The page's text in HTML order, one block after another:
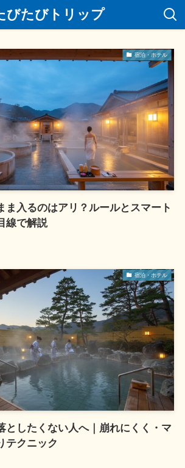
びたびトリップ
宿泊・ホテル
ま入るのはアリ？ルールとスマート
線で解説
宿泊・ホテル
としたくない人へ｜崩れにくく・マ
テクニック